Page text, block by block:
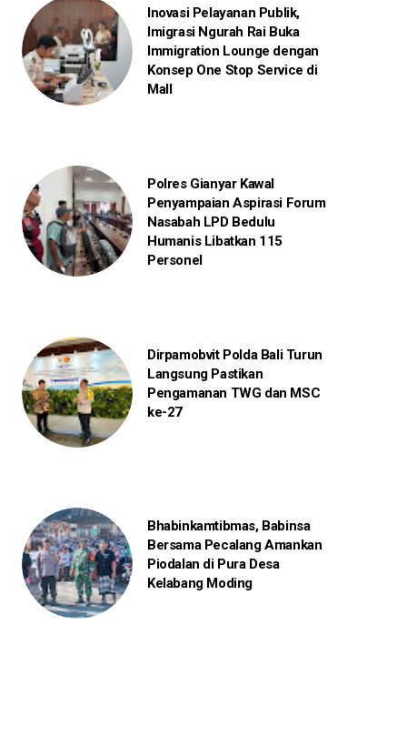
Inovasi Pelayanan Publik,
Imigrasi Ngurah Rai Buka
Immigration Lounge dengan
Konsep One Stop Service di
Mall
Polres Gianyar Kawal
Penyampaian Aspirasi Forum
Nasabah LPD Bedulu
Humanis Libatkan 115
Personel
Dirpamobvit Polda Bali Turun
Langsung Pastikan
Pengamanan TWG dan MSC
ke-27
Bhabinkamtibmas, Babinsa
Bersama Pecalang Amankan
Piodalan di Pura Desa
Kelabang Moding